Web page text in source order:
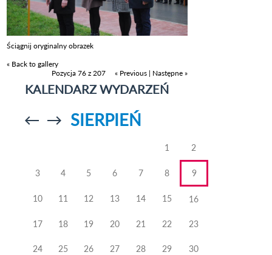
Ściągnij oryginalny obrazek
« Back to gallery
Pozycja 76 z 207
« Previous | Następne »
KALENDARZ WYDARZEŃ
Przejdź doPrzejdź do
SIERPIEŃ
1 2
3 4 5 6 7 8 9
10 11 12 13 14 15 16
17 18 19 20 21 22 23
24 25 26 27 28 29 30